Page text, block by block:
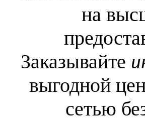
на
Заказывайте
выгодной
сетью